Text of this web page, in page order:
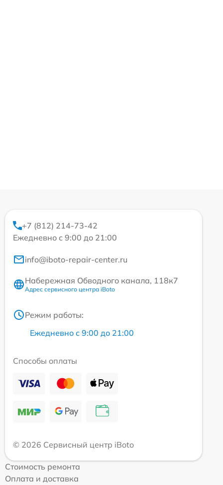
+7 (812) 214-73-42
Ежедневно с 9:00 до 21:00
info@iboto-repair-center.ru
Набережная Обводного канала, 118к7
Адрес сервисного центра iBoto
Режим работы:
Ежедневно с 9:00 до 21:00
Способы оплаты
© 2026 Сервисный центр iBoto
Стоимость ремонта
Оплата и доставка